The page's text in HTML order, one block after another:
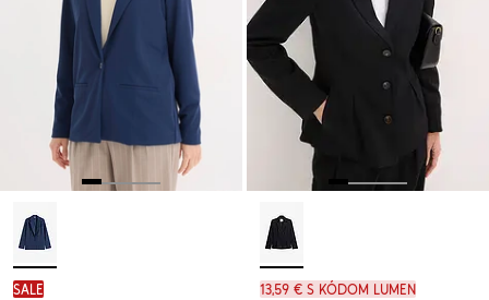
SALE 13,59 € s kódom LUMEN